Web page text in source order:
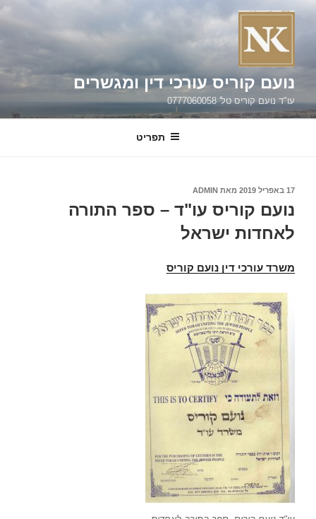
דילוג
נועם קוריס עורכי דין ומגשרים
עו"ד נועם קוריס טל' 0777060058
תפריט
פורסם
17 באפריל 2019 מאת ADMIN
נועם קוריס עו"ד – ספר התורה
לאחדות ישראל
משרד עורכי דין נועם קוריס